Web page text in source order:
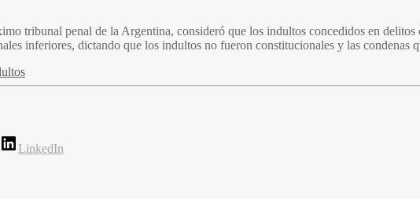
tribunal penal de la Argentina, consideró que los indultos concedidos en
inferiores, dictando que los indultos no fueron constitucionales y las condenas
LinkedIn